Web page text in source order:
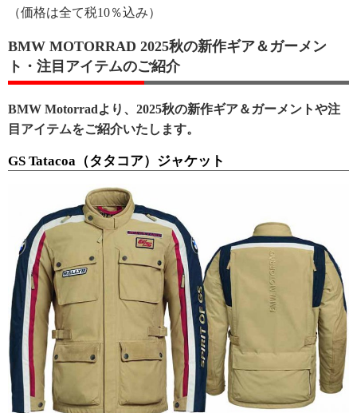
（価格は全て税10％込み）
BMW MOTORRAD 2025秋の新作ギア＆ガーメン
ト・注目アイテムのご紹介
BMW Motorradより、2025秋の新作ギア＆ガーメントや注
目アイテムをご紹介いたします。
GS Tatacoa（タタコア）ジャケット